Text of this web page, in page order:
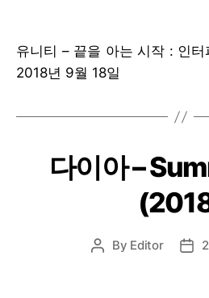
유니티 – 끝을 아는 시작 : 인
2018년 9월 18일
다이아 –
Post
By Editor